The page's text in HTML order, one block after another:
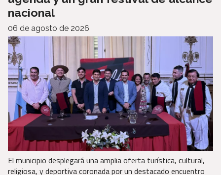
nacional
06 de agosto de 2026
El municipio desplegará una amplia oferta turística, cultural,
religiosa, y deportiva coronada por un destacado encuentro